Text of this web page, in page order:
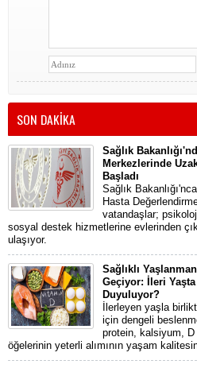
SON DAKİKA
Sağlık
Merkezlerinde
Başladı
Sağlık
Hasta
vatandaşlar;
sosyal destek hizmetlerine evlerinden
ulaşıyor.
Sağlıklı
Geçiyor: İleri
Duyuluyor?
İlerleyen yaşla
için dengeli
protein, kalsiyum,
öğelerinin yeterli alımının yaşam